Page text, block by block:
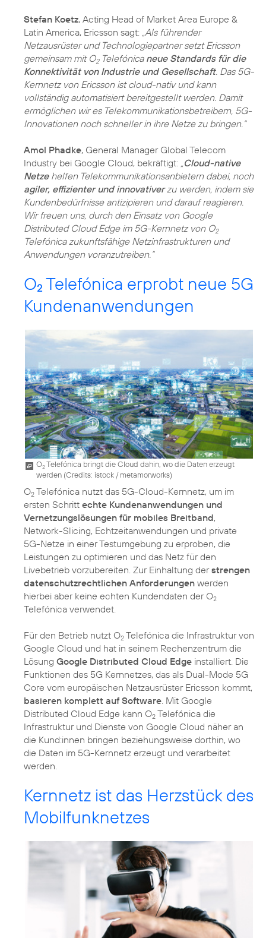
Stefan Koetz, Acting Head of Market Area Europe &
Latin America, Ericsson sagt: „Als führender
Netzausrüster und Technologiepartner setzt Ericsson
gemeinsam mit O2Telefónica neue Standards für die
Konnektivität von Industrie und Gesellschaft. Das 5G-
Kernnetz von Ericsson ist cloud-nativ und kann
vollständig automatisiert bereitgestellt werden. Damit
ermöglichen wir es Telekommunikationsbetreibern, 5G-
Innovationen noch schneller in ihre Netze zu bringen.“
Amol Phadke, General Manager Global Telecom
Industry bei Google Cloud, bekräftigt: „Cloud-native
Netzehelfen Telekommunikationsanbietern dabei, noch
agiler, effizienter und innovativerzu werden, indem sie
Kundenbedürfnisse antizipieren und darauf reagieren.
Wir freuen uns, durch den Einsatz von Google
Distributed Cloud Edge im 5G-Kernnetz von O2
Telefónica zukunftsfähige Netzinfrastrukturen und
Anwendungen voranzutreiben.“
O2 Telefónica erprobt neue 5G
Kundenanwendungen
O2Telefónica bringt die Cloud dahin, wo die Daten erzeugt
werden (Credits: istock / metamorworks)
O2 Telefónica nutzt das 5G-Cloud-Kernnetz, um im
ersten Schritt echte Kundenanwendungen und
Vernetzungslösungen für mobiles Breitband,
Network-Slicing, Echtzeitanwendungen und private
5G-Netze in einer Testumgebung zu erproben, die
Leistungen zu optimieren und das Netz für den
Livebetrieb vorzubereiten. Zur Einhaltung derstrengen
datenschutzrechtlichen Anforderungen werden
hierbei aber keine echten Kundendaten der O2
Telefónica verwendet.
Für den Betrieb nutzt O2 Telefónica die Infrastruktur von
Google Cloud und hat in seinem Rechenzentrum die
Lösung Google Distributed Cloud Edge installiert. Die
Funktionen des 5G Kernnetzes, das als Dual-Mode 5G
Core vom europäischen Netzausrüster Ericsson kommt,
basieren komplett auf Software . Mit Google
Distributed Cloud Edge kann O2 Telefónica die
Infrastruktur und Dienste von Google Cloud näher an
die Kund:innen bringen beziehungsweise dorthin, wo
die Daten im 5G-Kernnetz erzeugt und verarbeitet
werden.
Kernnetz ist das Herzstück des
Mobilfunknetzes